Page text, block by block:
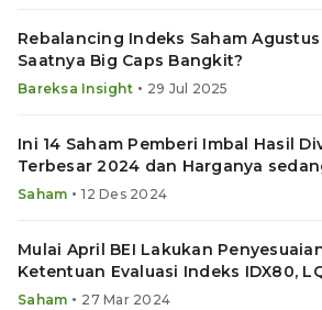
Rebalancing Indeks Saham Agustus
Saatnya Big Caps Bangkit?
Bareksa Insight • 29 Jul 2025
Ini 14 Saham Pemberi Imbal Hasil
Terbesar 2024 dan Harganya
Saham • 12 Des 2024
Mulai April BEI Lakukan
Ketentuan Evaluasi Indeks IDX80,
IDX30
Saham • 27 Mar 2024